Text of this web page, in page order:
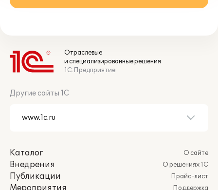
Отраслевые
и специализированные решения
1С:Предприятие
Другие сайты 1С
Каталог
Внедрения
Публикации
Мероприятия
О сайте
О решениях 1С
Прайс-лист
Поддержка